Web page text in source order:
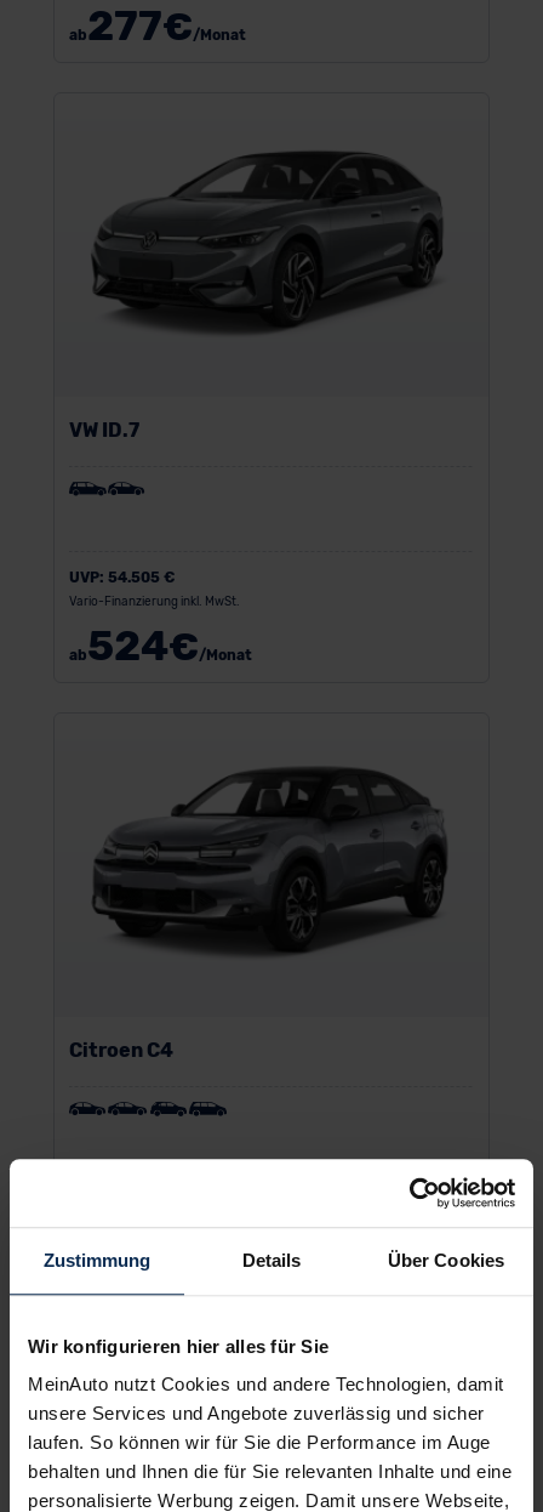
Zustimmung Details Über Cookies
Wir konfigurieren hier alles für Sie
MeinAuto nutzt Cookies und andere Technologien, damit
unsere Services und Angebote zuverlässig und sicher
laufen. So können wir für Sie die Performance im Auge
behalten und Ihnen die für Sie relevanten Inhalte und eine
personalisierte Werbung zeigen. Damit unsere Webseite,
ab277€/Monat
VW ID.7
UVP: 54.505 €
Vario-Finanzierung inkl. MwSt.
ab524€/Monat
Citroen C4
190